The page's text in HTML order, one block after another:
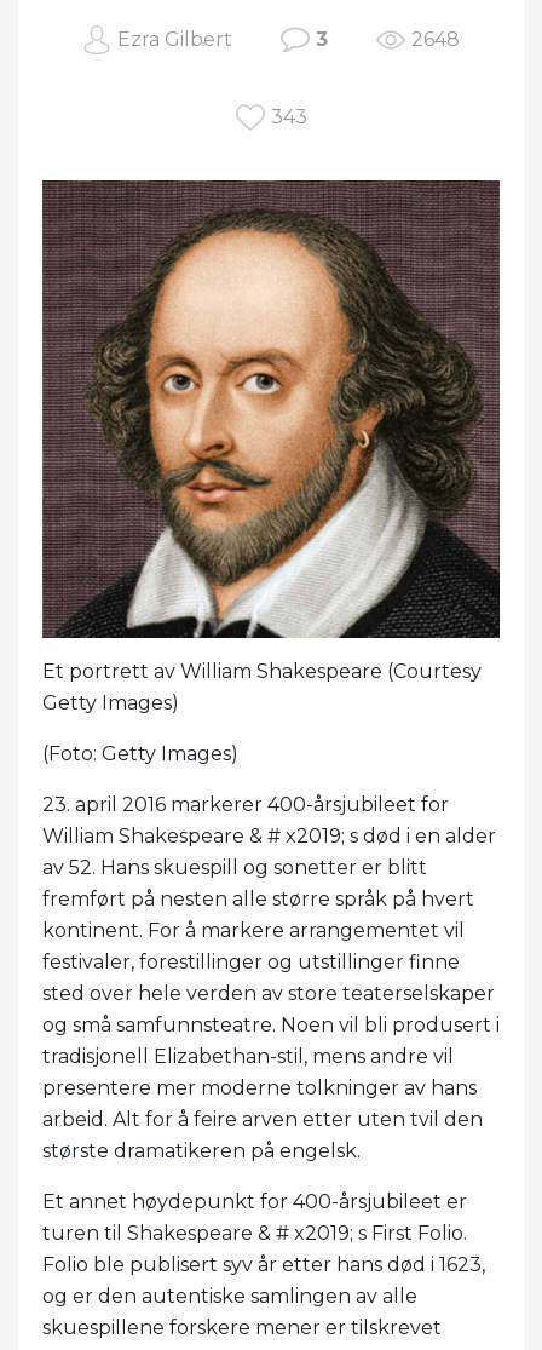
Ezra Gilbert 3 2648
343
Et portrett av William Shakespeare (Courtesy
Getty Images)
(Foto: Getty Images)
23. april 2016 markerer 400-årsjubileet for
William Shakespeare & # x2019; s død i en alder
av 52. Hans skuespill og sonetter er blitt
fremført på nesten alle større språk på hvert
kontinent. For å markere arrangementet vil
festivaler, forestillinger og utstillinger finne
sted over hele verden av store teaterselskaper
og små samfunnsteatre. Noen vil bli produsert i
tradisjonell Elizabethan-stil, mens andre vil
presentere mer moderne tolkninger av hans
arbeid. Alt for å feire arven etter uten tvil den
største dramatikeren på engelsk.
Et annet høydepunkt for 400-årsjubileet er
turen til Shakespeare & # x2019; s First Folio.
Folio ble publisert syv år etter hans død i 1623,
og er den autentiske samlingen av alle
skuespillene forskere mener er tilskrevet